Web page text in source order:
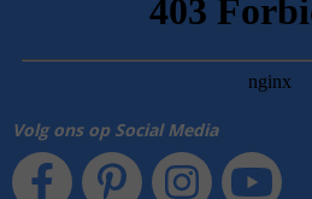
Volg ons op Social Media